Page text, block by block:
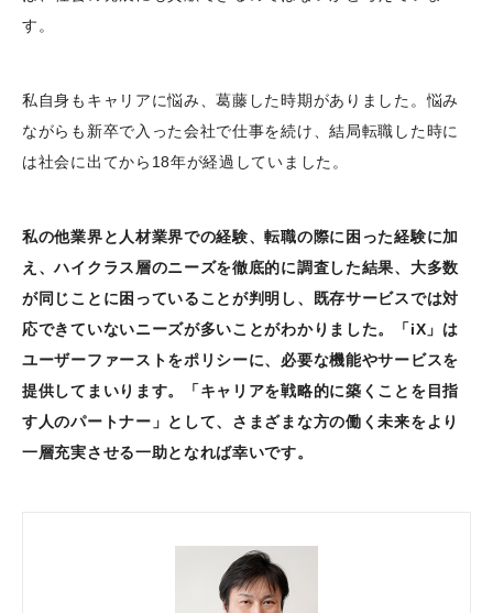
す。
私自身もキャリアに悩み、葛藤した時期がありました。悩み
ながらも新卒で入った会社で仕事を続け、結局転職した時に
は社会に出てから18年が経過していました。
私の他業界と人材業界での経験、転職の際に困った経験に加
え、ハイクラス層のニーズを徹底的に調査した結果、大多数
が同じことに困っていることが判明し、既存サービスでは対
応できていないニーズが多いことがわかりました。「iX」は
ユーザーファーストをポリシーに、必要な機能やサービスを
提供してまいります。「キャリアを戦略的に築くことを目指
す人のパートナー」として、さまざまな方の働く未来をより
一層充実させる一助となれば幸いです。